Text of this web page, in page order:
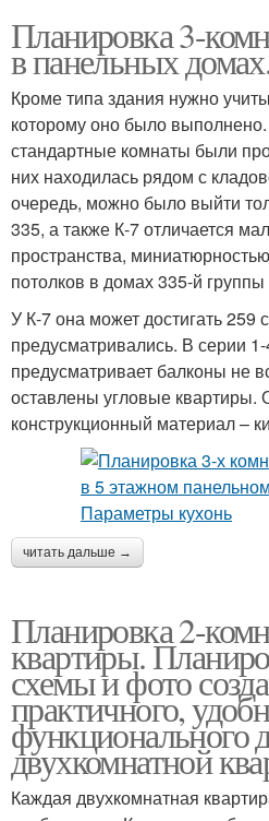
Планировка 3-
в панельных
Кроме типа здания нужно
которому оно было
стандартные комнаты были
них находилась рядом с
очередь, можно было выйти
335, а также К-7 отличается
пространства,
потолков в домах 335-й
У К-7 она может достигать 259
предусматривались. В серии
предусматривает балконы не
оставлены угловые квартиры.
конструкционный материал –
читать дальше →
Планировка 2-
квартиры.
схемы и фото
практичного,
функционального
двухкомнатной
Каждая двухкомнатная